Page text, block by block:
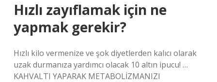
Hızlı zayıflamak için ne
yapmak gerekir?
Hızlı kilo vermenize ve şok diyetlerden kalıcı olarak
uzak durmanıza yardımcı olacak 10 altın ipucu! …
KAHVALTI YAPARAK METABOLİZMANIZI